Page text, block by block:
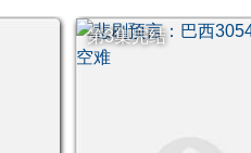
第3集完结